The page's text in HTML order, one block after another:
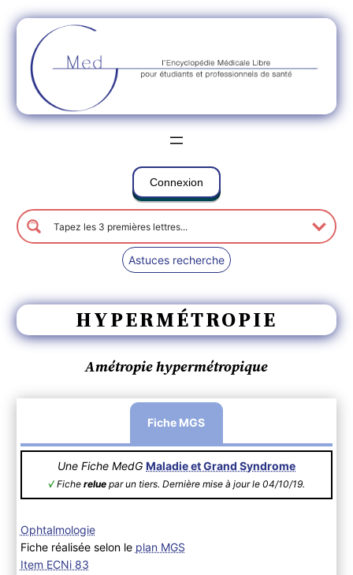
Connexion
Astuces recherche
HYPERMÉTROPIE
Amétropie hypermétropique
Fiche MGS
Une Fiche MedG Maladie et Grand Syndrome
√ Fiche relue par un tiers. Dernière mise à jour le 04/10/19.
Ophtalmologie
Fiche réalisée selon le plan MGS
Item ECNi 83